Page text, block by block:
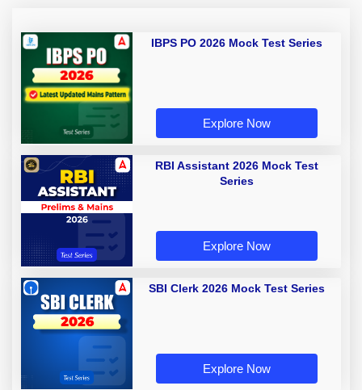
IBPS PO 2026 Mock Test Series
Explore Now
RBI Assistant 2026 Mock Test
Series
Explore Now
SBI Clerk 2026 Mock Test Series
Explore Now